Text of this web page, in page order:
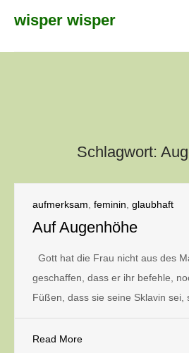
wisper wisper
Schlagwort:
aufmerksam feminin glaubhaft
Auf Augenhöhe
Gott hat die Frau nicht aus des
geschaffen, dass er ihr befehle,
Füßen, dass sie seine Sklavin
Read More